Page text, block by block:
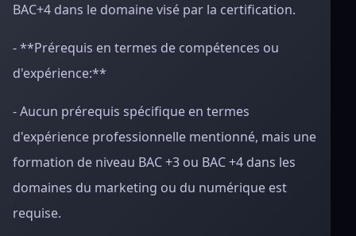
BAC+4 dans le domaine visé par la certification.
- **Prérequis en termes de compétences ou
d'expérience:**
- Aucun prérequis spécifique en termes
d'expérience professionnelle mentionné, mais une
formation de niveau BAC +3 ou BAC +4 dans les
domaines du marketing ou du numérique est
requise.